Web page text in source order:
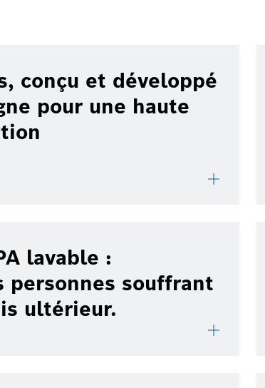
conçu et développé
pour une haute
lavable :
personnes souffrant
ultérieur.